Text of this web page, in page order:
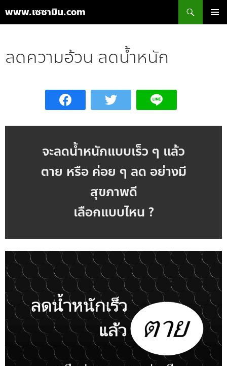
www.เซซามิน.com
เนื้อหา
ลดความอ้วน ลดน้ำหนัก
จะลดน้ำหนักแบบเร็ว ๆ แล้ว
ตาย หรือ ค่อย ๆ ลด อย่างมี
สุขภาพดี
เลือกแบบไหน ?